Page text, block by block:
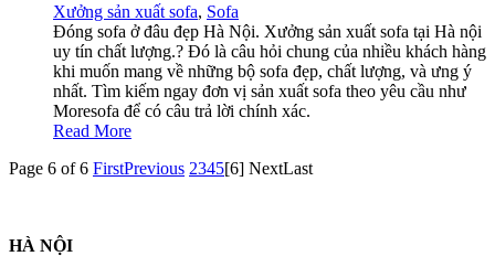
Xưởng sản xuất sofa, Sofa
Đóng sofa ở đâu đẹp Hà Nội. Xưởng sản xuất sofa tại Hà nội
uy tín chất lượng.? Đó là câu hỏi chung của nhiều khách hàng
khi muốn mang về những bộ sofa đẹp, chất lượng, và ưng ý
nhất. Tìm kiếm ngay đơn vị sản xuất sofa theo yêu cầu như
Moresofa để có câu trả lời chính xác.
Read More
Page 6 of 6 FirstPrevious 2345[6] NextLast
HÀ NỘI